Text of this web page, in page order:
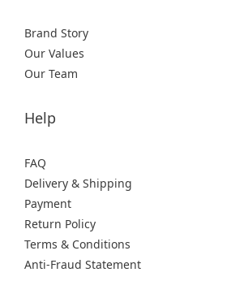
Brand Story
Our Values
Our Team
Help
FAQ
Delivery & Shipping
Payment
Return Policy
Terms & Conditions
Anti-Fraud Statement